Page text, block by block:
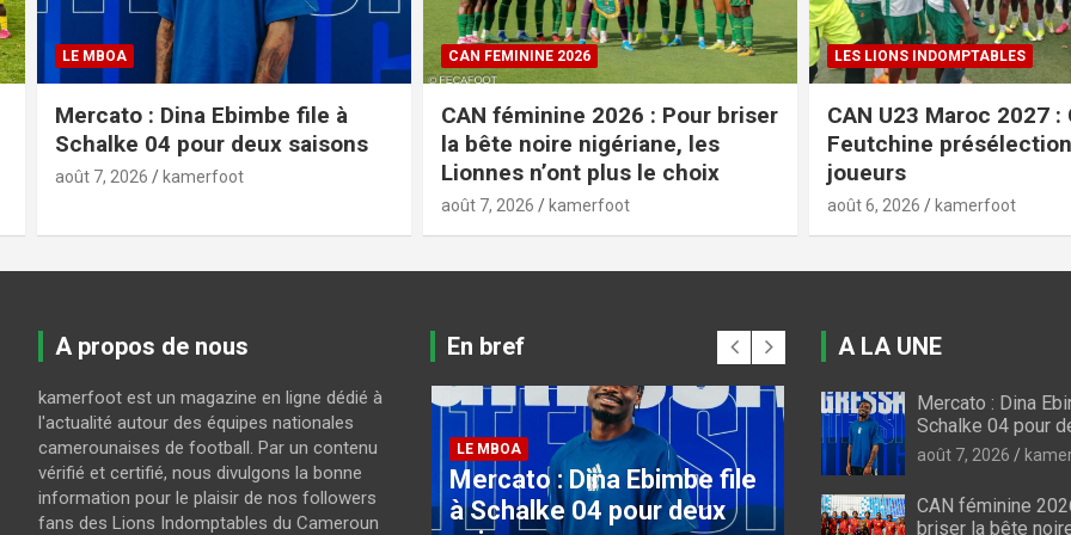
CAN FEMININE 2026
CAN féminine 2026 : Pour briser
la bête noire nigériane, les
Lionnes n’ont plus le choix
LES LIONS INDOMPTABLES
CAN U23 Maroc 2027 : Guy
Feutchine présélectionne 30
joueurs
août 6, 2026 kamerfoot
COUPE DU CAMEROUN
Coupe du Cameroun :
programme des quarts
finale
août 6, 2026 kamerfoot
A propos de nous
kamerfoot est un magazine en ligne dédié à
l'actualité autour des équipes nationales
camerounaises de football. Par un contenu
vérifié et certifié, nous divulgons la bonne
information pour le plaisir de nos followers
fans des Lions Indomptables du Cameroun
En bref
LE MBOA
Mercato : Dina Ebimbe file
à Schalke 04 pour deux
CAN FEMININE 2026
CAN féminine 2026 : Pour
briser la bête noire
nigériane, les Lionnes
LES LIONS INDOMPTABLES
CAN U23 Maroc
Guy Feutchine
présélectionne 30
A LA UNE
Mercato : Dina
Schalke 04 pour
août 7, 2026
CAN féminine
briser la bête